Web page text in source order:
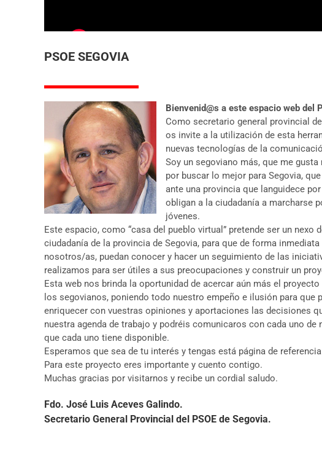
PSOE SEGOVIA
Bienvenid@s a este espacio web del
Como secretario general provincial del
os invite a la utilización de esta
nuevas tecnologías de la
Soy un segoviano más, que me
por buscar lo mejor para Segovia,
ante una provincia que languidece
obligan a la ciudadanía a marcharse
jóvenes.
Este espacio, como “casa del pueblo virtual” pretende ser un
ciudadanía de la provincia de Segovia, para que de forma
nosotros/as, puedan conocer y hacer un seguimiento de las
realizamos para ser útiles a sus preocupaciones y construir un
Esta web nos brinda la oportunidad de acercar aún más el
los segovianos, poniendo todo nuestro empeño e ilusión para que
enriquecer con vuestras opiniones y aportaciones las decisiones
nuestra agenda de trabajo y podréis comunicaros con cada uno
que cada uno tiene disponible.
Esperamos que sea de tu interés y tengas está página de
Para este proyecto eres importante y cuento contigo.
Muchas gracias por visitarnos y recibe un cordial saludo.
Fdo. José Luis Aceves Galindo.
Secretario General Provincial del PSOE de Segovia.